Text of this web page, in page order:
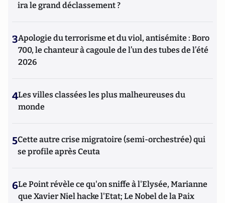
ira le grand déclassement ?
3Apologie du terrorisme et du viol, antisémite : Boro
700, le chanteur à cagoule de l’un des tubes de l’été
2026
4Les villes classées les plus malheureuses du
monde
5Cette autre crise migratoire (semi-orchestrée) qui
se profile après Ceuta
6Le Point révèle ce qu'on sniffe à l'Elysée, Marianne
que Xavier Niel hacke l'Etat; Le Nobel de la Paix